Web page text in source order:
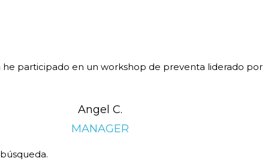
he participado en un workshop de preventa liderado por
Angel C.
MANAGER